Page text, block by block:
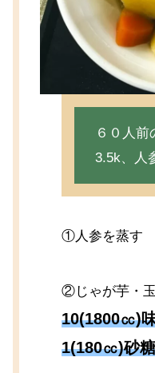
６０人
3.5k、人
①人参を蒸す
②じゃが芋・
10(1800㏄)
1(180㏄)砂